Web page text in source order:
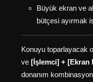
Büyük ekran ve
bütçesi ayırmak
Konuyu toparlayacak
ve [İşlemci] + [Ekran
donanım